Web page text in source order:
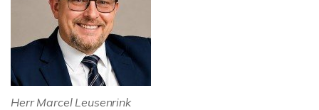
Herr Marcel Leusenrink